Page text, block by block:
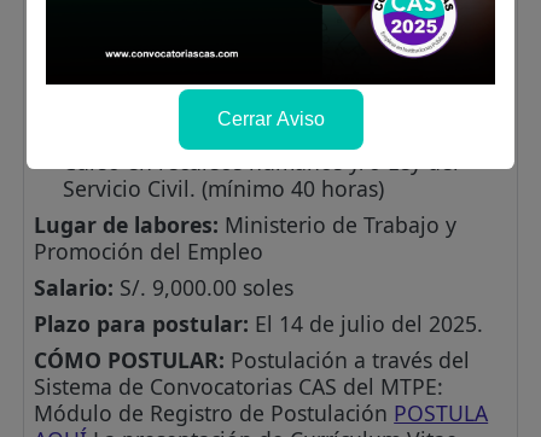
Cursos y/o programas de especialización:
Programa de especialización en derecho
laboral y/o legislación laboral, y/o derecho
administrativo, y/o gestión pública
Curso en recursos humanos y/o Ley del
Servicio Civil. (mínimo 40 horas)
Lugar de labores: Ministerio de Trabajo y
Promoción del Empleo
Salario: S/. 9,000.00 soles
Plazo para postular: El 14 de julio del 2025.
CÓMO POSTULAR: Postulación a través del
Sistema de Convocatorias CAS del MTPE:
Módulo de Registro de Postulación POSTULA
Cerrar Aviso